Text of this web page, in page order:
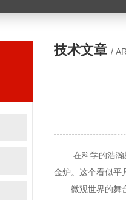
技术文章 /
在科学的浩瀚星
金炉。这个看似平
微观世界的舞